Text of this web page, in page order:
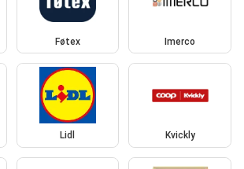
Føtex Imerco
Lidl Kvickly